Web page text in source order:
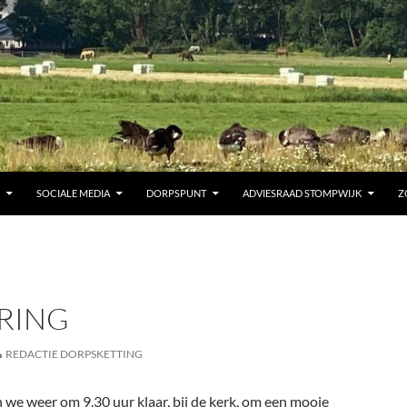
SOCIALE MEDIA DORPSPUNT ADVIESRAAD STOMPWIJK
REDACTIE DORPSKETTING
weer om 9.30 uur klaar, bij de kerk, om een mooie